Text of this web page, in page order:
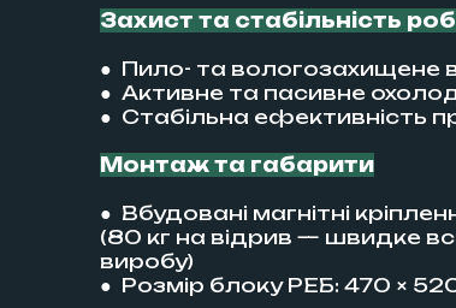
Захист та стабільність
● Пило- та вологозахищене
● Активне та пасивне
● Стабільна ефективність
Монтаж та габарити
● Вбудовані магнітні
(80 кг на відрив — швидке
виробу)
● Розмір блоку РЕБ: 470 ×